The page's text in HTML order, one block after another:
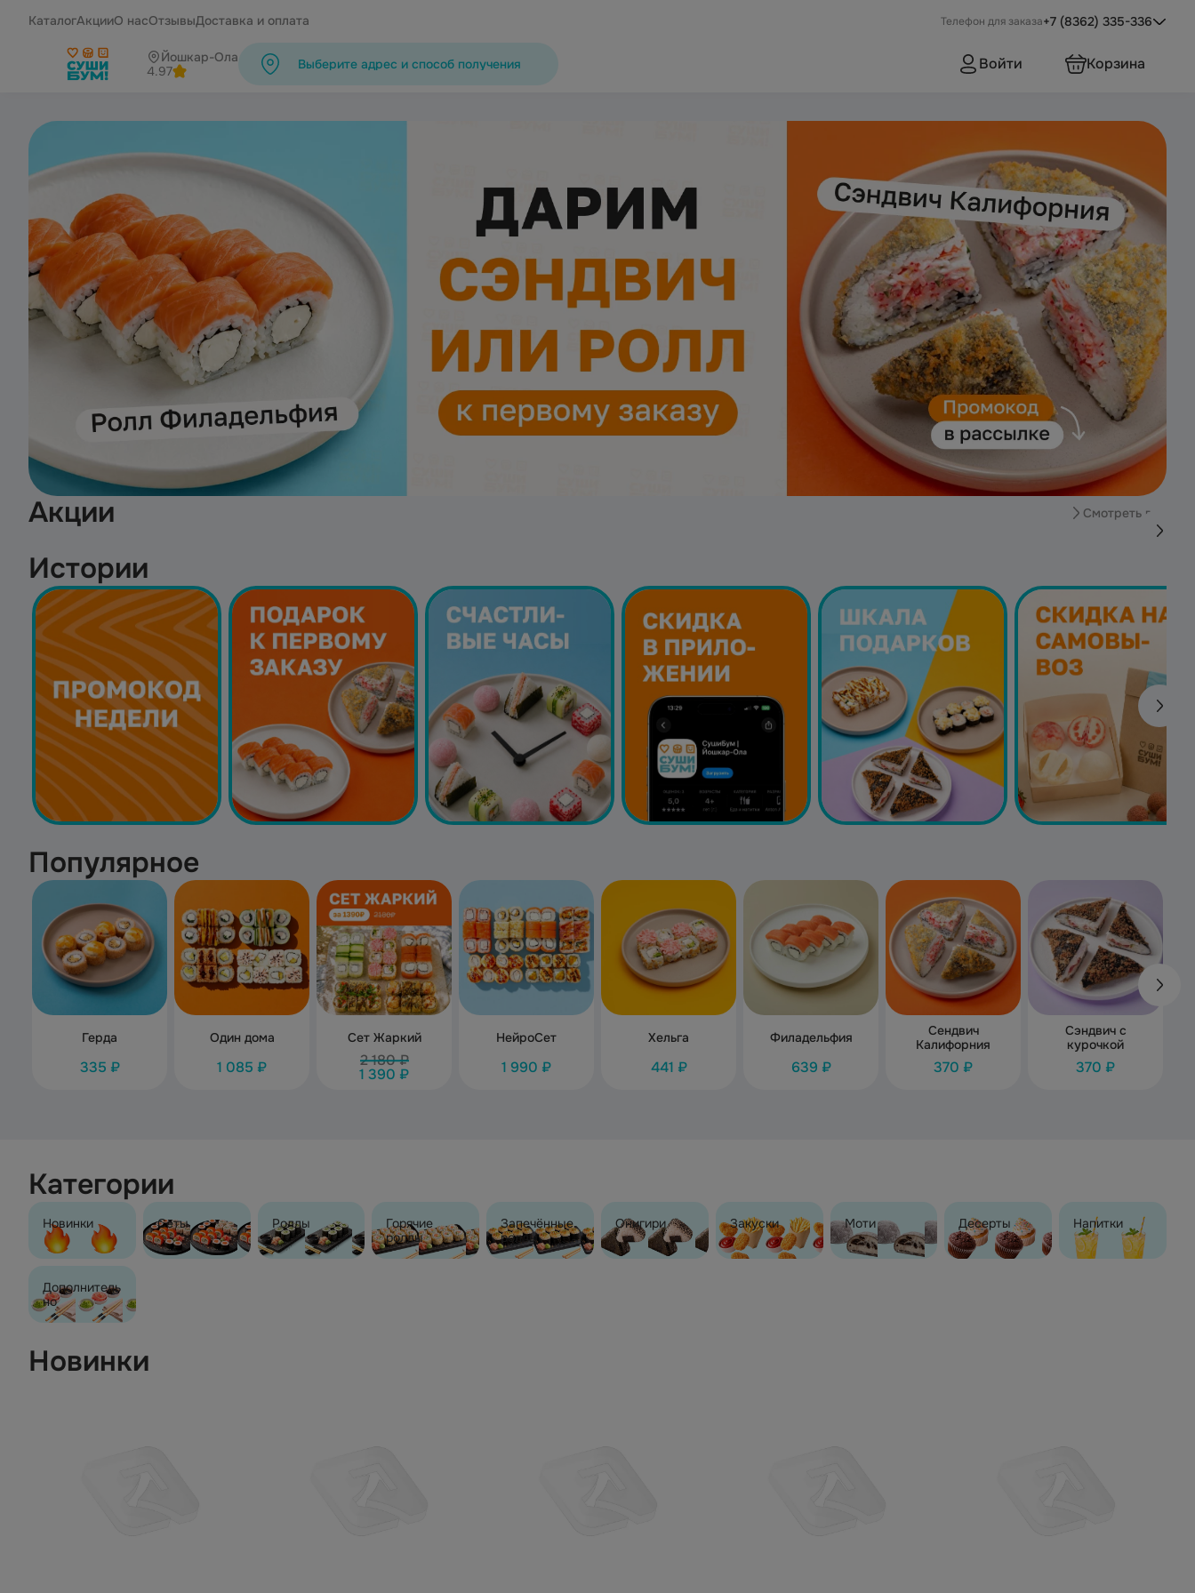
КаталогАкцииО насОтзывыДоставка и оплата Телефон для заказа+7 (8362) 335-336
Йошкар-Ола
4.97
Выберите адрес и способ получения Войти Корзина
Акции Смотреть все
Истории
Популярное
Герда
335 ₽
Один дома
1 085 ₽
Сет Жаркий
2 180 ₽
1 390 ₽
НейроСет
1 990 ₽
Хельга
441 ₽
Филадельфия
639 ₽
Сендвич
Калифорния
370 ₽
Сэндвич с
курочкой
370 ₽
Категории
Новинки Сеты Роллы
Горячие
роллы
Запечённые
роллы
Онигири Закуски Моти Десерты Напитки
Дополнитель
но
Новинки